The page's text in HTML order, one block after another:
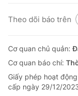
Theo dõi báo trên
Cơ quan chủ quản:
Cơ quan báo chí:
Giấy phép hoạt
cấp ngày 29/12/